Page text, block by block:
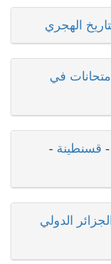
الهجري
في
- قسنطينة -
الدولي